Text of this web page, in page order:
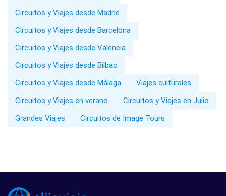
Circuitos y Viajes desde Madrid
Circuitos y Viajes desde Barcelona
Circuitos y Viajes desde Valencia
Circuitos y Viajes desde Bilbao
Circuitos y Viajes desde Málaga
Viajes culturales
Circuitos y Viajes en verano
Circuitos y Viajes en Julio
Grandes Viajes
Circuitos de Image Tours